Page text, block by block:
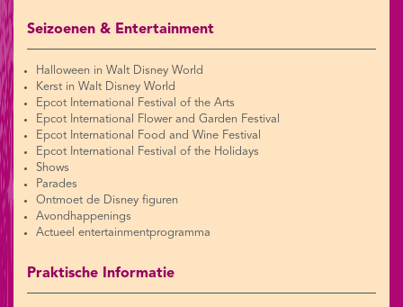
Seizoenen & Entertainment
Halloween in Walt Disney World
Kerst in Walt Disney World
Epcot International Festival of the Arts
Epcot International Flower and Garden Festival
Epcot International Food and Wine Festival
Epcot International Festival of the Holidays
Shows
Parades
Ontmoet de Disney figuren
Avondhappenings
Actueel entertainmentprogramma
Praktische Informatie